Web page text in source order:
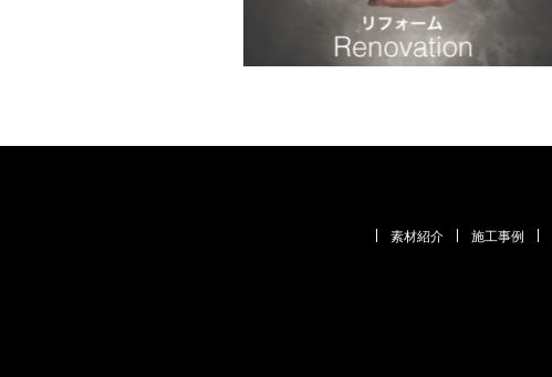
素材紹介 施工事例